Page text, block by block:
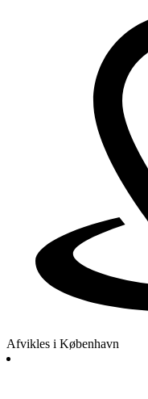
Afvikles i København